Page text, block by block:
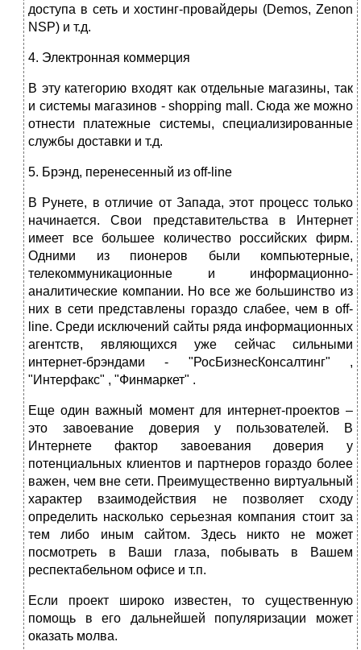
доступа в сеть и хостинг-провайдеры (Demos, Zenon
NSP) и т.д.
4. Электронная коммерция
В эту категорию входят как отдельные магазины, так
и системы магазинов - shopping mall. Сюда же можно
отнести платежные системы, специализированные
службы доставки и т.д.
5. Брэнд, перенесенный из off-line
В Рунете, в отличие от Запада, этот процесс только
начинается. Свои представительства в Интернет
имеет все большее количество российских фирм.
Одними из пионеров были компьютерные,
телекоммуникационные и информационно-
аналитические компании. Но все же большинство из
них в сети представлены гораздо слабее, чем в off-
line. Среди исключений сайты ряда информационных
агентств, являющихся уже сейчас сильными
интернет-брэндами - "РосБизнесКонсалтинг" ,
"Интерфакс" , "Финмаркет" .
Еще один важный момент для интернет-проектов –
это завоевание доверия у пользователей. В
Интернете фактор завоевания доверия у
потенциальных клиентов и партнеров гораздо более
важен, чем вне сети. Преимущественно виртуальный
характер взаимодействия не позволяет сходу
определить насколько серьезная компания стоит за
тем либо иным сайтом. Здесь никто не может
посмотреть в Ваши глаза, побывать в Вашем
респектабельном офисе и т.п.
Если проект широко известен, то существенную
помощь в его дальнейшей популяризации может
оказать молва.